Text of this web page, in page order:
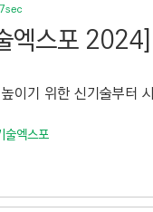
엑스포
이기 위한 신기술부터
술엑스포